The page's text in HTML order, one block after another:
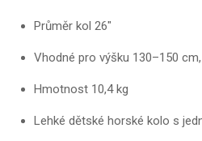
Průměr kol 26"
Vhodné pro výšku 130–150
Hmotnost 10,4 kg
Lehké dětské horské kolo s